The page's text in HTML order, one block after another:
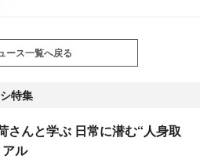
ース一覧へ戻る
特集
さんと学ぶ 日常に潜む“人身取
ル